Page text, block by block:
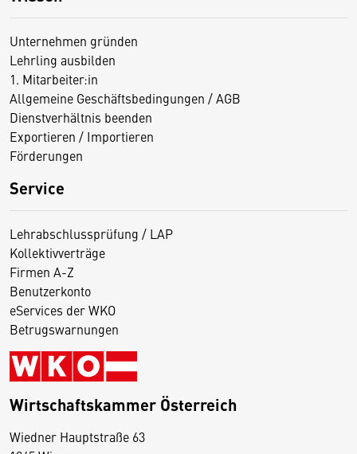
Unternehmen gründen
Lehrling ausbilden
1. Mitarbeiter:in
Allgemeine Geschäftsbedingungen / AGB
Dienstverhältnis beenden
Exportieren / Importieren
Förderungen
Service
Lehrabschlussprüfung / LAP
Kollektivverträge
Firmen A-Z
Benutzerkonto
eServices der WKO
Betrugswarnungen
Wirtschaftskammer Österreich
Wiedner Hauptstraße 63
D